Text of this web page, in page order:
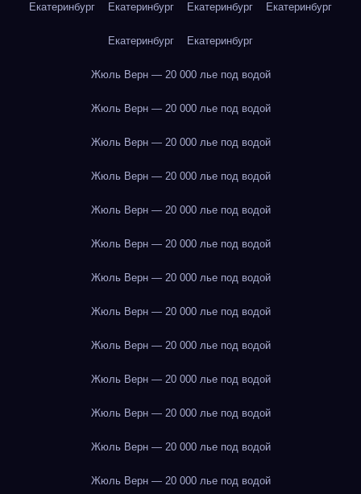
Екатеринбург Екатеринбург Екатеринбург Екатеринбург
Екатеринбург Екатеринбург
Жюль Верн — 20 000 лье под водой
Жюль Верн — 20 000 лье под водой
Жюль Верн — 20 000 лье под водой
Жюль Верн — 20 000 лье под водой
Жюль Верн — 20 000 лье под водой
Жюль Верн — 20 000 лье под водой
Жюль Верн — 20 000 лье под водой
Жюль Верн — 20 000 лье под водой
Жюль Верн — 20 000 лье под водой
Жюль Верн — 20 000 лье под водой
Жюль Верн — 20 000 лье под водой
Жюль Верн — 20 000 лье под водой
Жюль Верн — 20 000 лье под водой